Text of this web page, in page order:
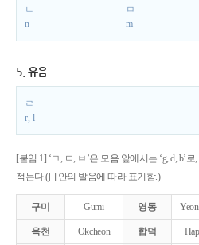
ㄴ
n
ㅁ
m
5. 유음
ㄹ
r, l
[붙임 1] ‘ㄱ, ㄷ, ㅂ’은 모음 앞에서는 ‘g, d, b’
적는다.([ ] 안의 발음에 따라 표기함.)
구미 Gumi 영동
옥천 Okcheon 합덕